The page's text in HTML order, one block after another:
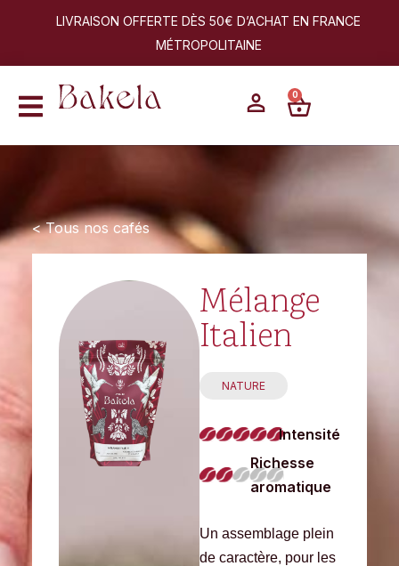
LIVRAISON OFFERTE DÈS 50€ D’ACHAT EN FRANCE
MÉTROPOLITAINE
0
< Tous nos cafés
Mélange
Italien
NATURE
Intensité
Richesse
aromatique
Un assemblage plein
de caractère, pour les